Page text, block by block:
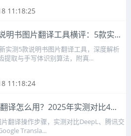
11:18:25
明书图片翻译工具横评：5款实...
实测5款说明书图片翻译工具，深度解析
提取与手写体识别算法，附真...
11:18:24
译怎么用？2025年实测对比4...
翻译操作步骤，实测对比DeepL、腾讯交
Transla...